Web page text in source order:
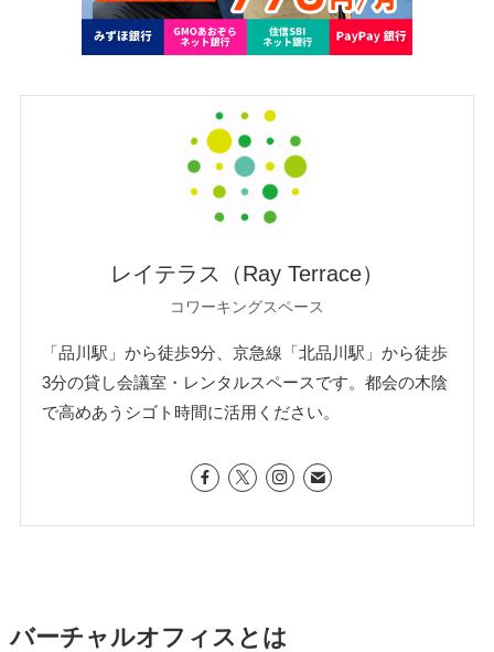
レイテラス（Ray Terrace）
コワーキングスペース
「品川駅」から徒歩9分、京急線「北品川駅」から徒歩
3分の貸し会議室・レンタルスペースです。都会の木陰
で高めあうシゴト時間に活用ください。
バーチャルオフィスとは